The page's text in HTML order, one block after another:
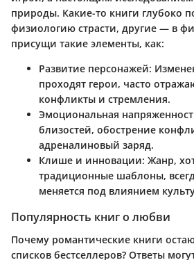
природы. Какие-то книги глубоко
физиологию страсти, другие — в
присущи такие элементы, как:
Развитие персонажей:
проходят герои, часто
конфликты и стремления.
Эмоциональная
близостей, обострение
адреналиновый заряд.
Клише и инновации: Жанр,
традиционные шаблоны,
меняется под влиянием
Популярность книг о любви
Почему романтические книги
списков бестселлеров? Ответы